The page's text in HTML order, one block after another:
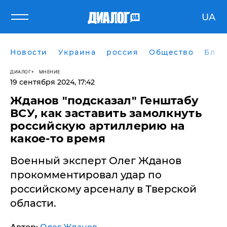
UA
Новости Украина россия Общество
ДИАЛОГ МНЕНИЕ
19 сентября 2024, 17:42
Жданов "подсказал" Генштабу
ВСУ, как заставить замолкнуть
российскую артиллерию на
какое-то время
Военный эксперт Олег Жданов
прокомментировал удар по
российскому арсеналу в Тверской
области.